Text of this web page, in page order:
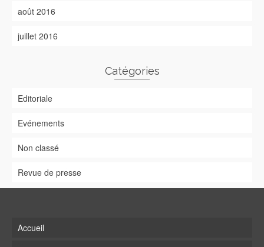
août 2016
juillet 2016
Catégories
Editoriale
Evénements
Non classé
Revue de presse
Accueil